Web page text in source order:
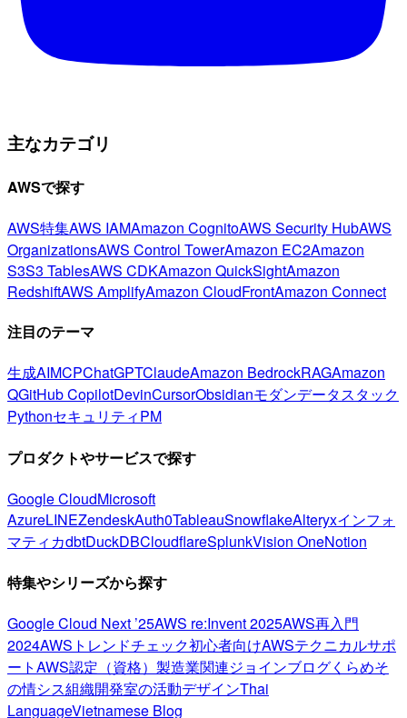
主なカテゴリ
AWSで探す
AWS特集AWS IAMAmazon CognitoAWS Security HubAWS
OrganizationsAWS Control TowerAmazon EC2Amazon
S3S3 TablesAWS CDKAmazon QuickSightAmazon
RedshiftAWS AmplifyAmazon CloudFrontAmazon Connect
注目のテーマ
生成AIMCPChatGPTClaudeAmazon BedrockRAGAmazon
QGitHub CopilotDevinCursorObsidianモダンデータスタック
PythonセキュリティPM
プロダクトやサービスで探す
Google CloudMicrosoft
AzureLINEZendeskAuth0TableauSnowflakeAlteryxインフォ
マティカdbtDuckDBCloudflareSplunkVision OneNotion
特集やシリーズから探す
Google Cloud Next ’25AWS re:Invent 2025AWS再入門
2024AWSトレンドチェック初心者向けAWSテクニカルサポ
ートAWS認定（資格） 製造業関連ジョインブログくらめそ
の情シス組織開発室の活動デザインThai
LanguageVietnamese Blog